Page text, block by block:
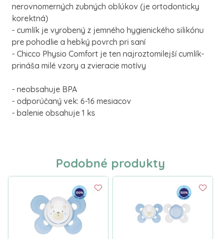
nerovnomerných zubných oblúkov (je ortodonticky
korektná)
- cumlík je vyrobený z jemného hygienického silikónu
pre pohodlie a hebký povrch pri saní
- Chicco Physio Comfort je ten najroztomilejší cumlík-
prináša milé vzory a zvieracie motívy
- neobsahuje BPA
- odporúčaný vek: 6-16 mesiacov
- balenie obsahuje 1 ks
Podobné produkty